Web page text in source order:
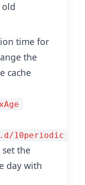
old
time for
the
cache
10periodic
the
day with